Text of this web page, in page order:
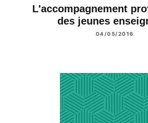
L'accompagnement
des jeunes
04/05/2016